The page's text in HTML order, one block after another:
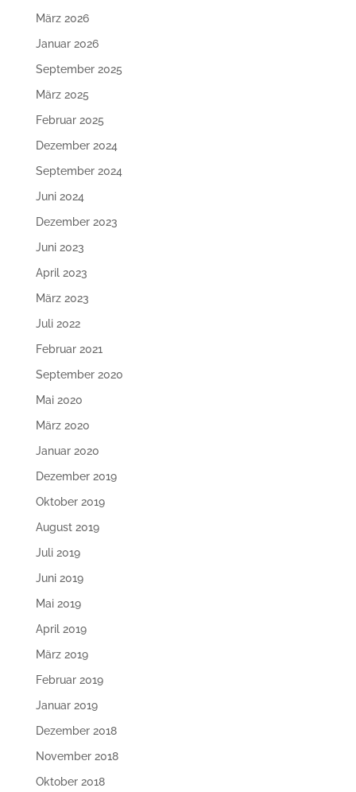
März 2026
Januar 2026
September 2025
März 2025
Februar 2025
Dezember 2024
September 2024
Juni 2024
Dezember 2023
Juni 2023
April 2023
März 2023
Juli 2022
Februar 2021
September 2020
Mai 2020
März 2020
Januar 2020
Dezember 2019
Oktober 2019
August 2019
Juli 2019
Juni 2019
Mai 2019
April 2019
März 2019
Februar 2019
Januar 2019
Dezember 2018
November 2018
Oktober 2018